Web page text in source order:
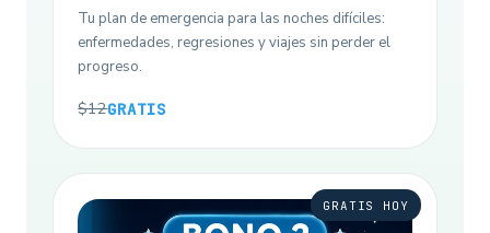
Tu plan de emergencia para las noches difíciles:
enfermedades, regresiones y viajes sin perder el
progreso.
$12GRATIS
GRATIS HOY